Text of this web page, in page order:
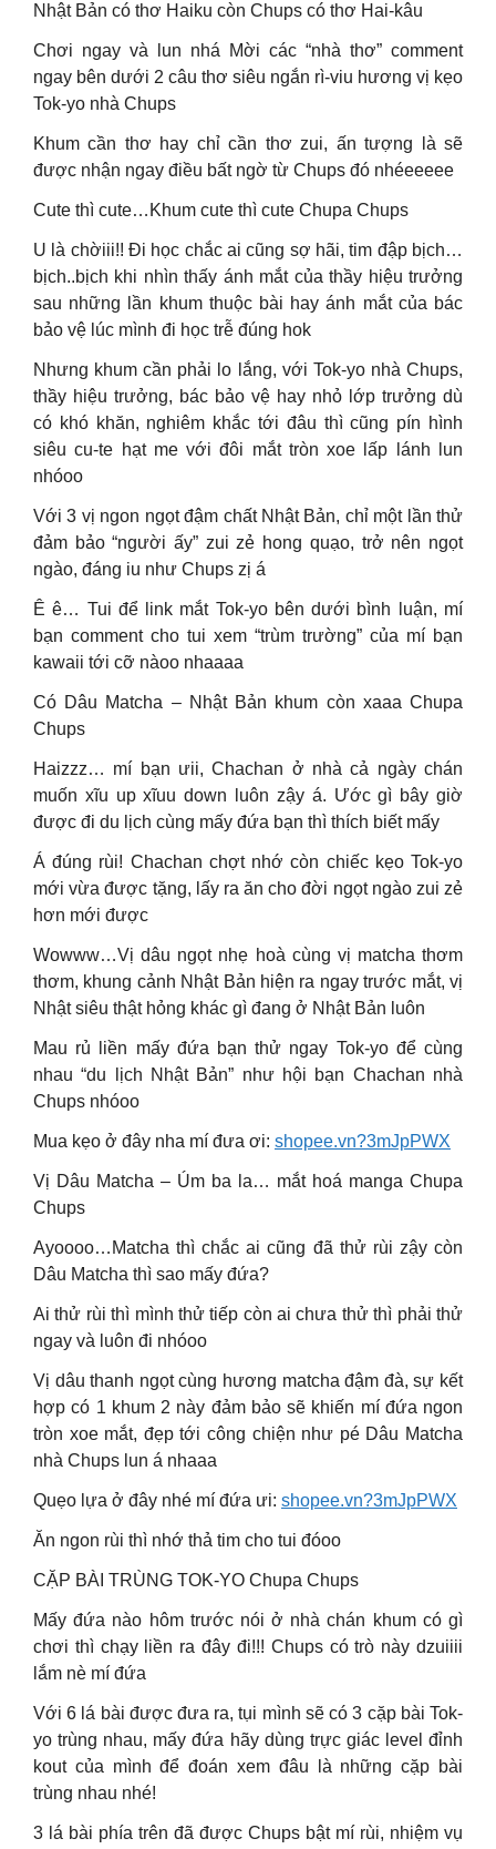
Nhật Bản có thơ Haiku còn Chups có thơ Hai-kâu
Chơi ngay và lun nhá Mời các “nhà thơ” comment
ngay bên dưới 2 câu thơ siêu ngắn rì-viu hương vị kẹo
Tok-yo nhà Chups
Khum cần thơ hay chỉ cần thơ zui, ấn tượng là sẽ
được nhận ngay điều bất ngờ từ Chups đó nhéeeeee
Cute thì cute…Khum cute thì cute Chupa Chups
U là chờiii!! Đi học chắc ai cũng sợ hãi, tim đập bịch…
bịch..bịch khi nhìn thấy ánh mắt của thầy hiệu trưởng
sau những lần khum thuộc bài hay ánh mắt của bác
bảo vệ lúc mình đi học trễ đúng hok
Nhưng khum cần phải lo lắng, với Tok-yo nhà Chups,
thầy hiệu trưởng, bác bảo vệ hay nhỏ lớp trưởng dù
có khó khăn, nghiêm khắc tới đâu thì cũng pín hình
siêu cu-te hạt me với đôi mắt tròn xoe lấp lánh lun
nhóoo
Với 3 vị ngon ngọt đậm chất Nhật Bản, chỉ một lần thử
đảm bảo “người ấy” zui zẻ hong quạo, trở nên ngọt
ngào, đáng iu như Chups zị á
Ê ê… Tui để link mắt Tok-yo bên dưới bình luận, mí
bạn comment cho tui xem “trùm trường” của mí bạn
kawaii tới cỡ nàoo nhaaaa
Có Dâu Matcha – Nhật Bản khum còn xaaa Chupa
Chups
Haizzz… mí bạn ưii, Chachan ở nhà cả ngày chán
muốn xĩu up xĩuu down luôn zậy á. Ước gì bây giờ
được đi du lịch cùng mấy đứa bạn thì thích biết mấy
Á đúng rùi! Chachan chợt nhớ còn chiếc kẹo Tok-yo
mới vừa được tặng, lấy ra ăn cho đời ngọt ngào zui zẻ
hơn mới được
Wowww…Vị dâu ngọt nhẹ hoà cùng vị matcha thơm
thơm, khung cảnh Nhật Bản hiện ra ngay trước mắt, vị
Nhật siêu thật hỏng khác gì đang ở Nhật Bản luôn
Mau rủ liền mấy đứa bạn thử ngay Tok-yo để cùng
nhau “du lịch Nhật Bản” như hội bạn Chachan nhà
Chups nhóoo
Mua kẹo ở đây nha mí đưa ơi: shopee.vn?3mJpPWX
Vị Dâu Matcha – Úm ba la… mắt hoá manga Chupa
Chups
Ayoooo…Matcha thì chắc ai cũng đã thử rùi zậy còn
Dâu Matcha thì sao mấy đứa?
Ai thử rùi thì mình thử tiếp còn ai chưa thử thì phải thử
ngay và luôn đi nhóoo
Vị dâu thanh ngọt cùng hương matcha đậm đà, sự kết
hợp có 1 khum 2 này đảm bảo sẽ khiến mí đứa ngon
tròn xoe mắt, đẹp tới công chiện như pé Dâu Matcha
nhà Chups lun á nhaaa
Quẹo lựa ở đây nhé mí đứa ưi: shopee.vn?3mJpPWX
Ăn ngon rùi thì nhớ thả tim cho tui đóoo
CẶP BÀI TRÙNG TOK-YO Chupa Chups
Mấy đứa nào hôm trước nói ở nhà chán khum có gì
chơi thì chạy liền ra đây đi!!! Chups có trò này dzuiiii
lắm nè mí đứa
Với 6 lá bài được đưa ra, tụi mình sẽ có 3 cặp bài Tok-
yo trùng nhau, mấy đứa hãy dùng trực giác level đỉnh
kout của mình để đoán xem đâu là những cặp bài
trùng nhau nhé!
3 lá bài phía trên đã được Chups bật mí rùi, nhiệm vụ